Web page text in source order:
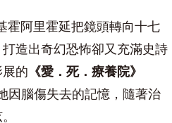
霍阿里霍延把鏡頭轉向十七
造出奇幻恐怖卻又充滿史詩
的 《愛．死．療養院》
因腦傷失去的記憶，隨著治